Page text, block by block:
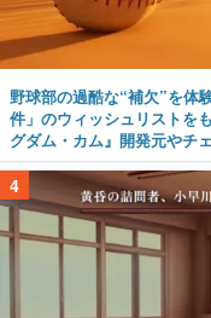
野球部の過酷な“補欠”を体
件」のウィッシュリストを
グダム・カム』開発元やチ
4